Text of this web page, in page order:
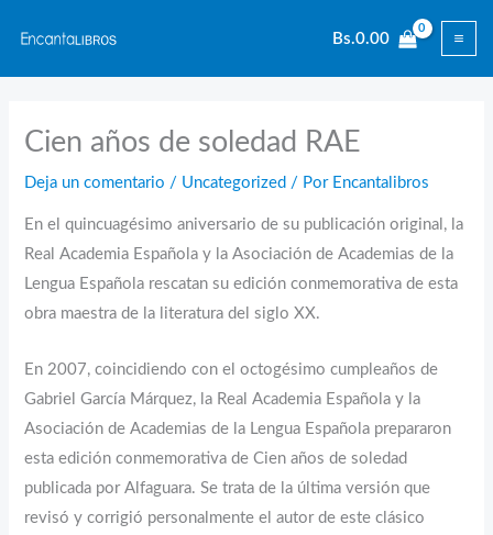
contenido
Bs.0.00
Cien años de soledad RAE
Deja un comentario / Uncategorized / Por Encantalibros
En el quincuagésimo aniversario de su publicación original, la
Real Academia Española y la Asociación de Academias de la
Lengua Española rescatan su edición conmemorativa de esta
obra maestra de la literatura del siglo XX.
En 2007, coincidiendo con el octogésimo cumpleaños de
Gabriel García Márquez, la Real Academia Española y la
Asociación de Academias de la Lengua Española prepararon
esta edición conmemorativa de Cien años de soledad
publicada por Alfaguara. Se trata de la última versión que
revisó y corrigió personalmente el autor de este clásico